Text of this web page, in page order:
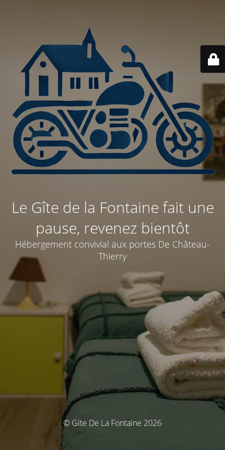
Le Gîte de la Fontaine fait une
pause, revenez bientôt
Hébergement convivial aux portes De Château-
Thierry
© Gite De La Fontaine 2026